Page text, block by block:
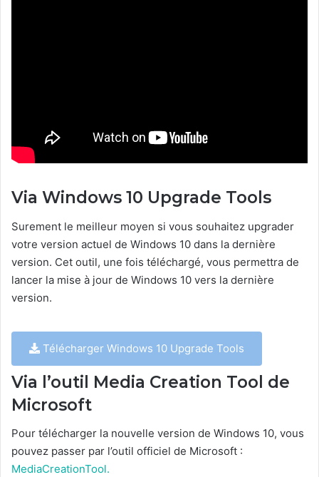
Via Windows 10 Upgrade Tools
Surement le meilleur moyen si vous souhaitez upgrader
votre version actuel de Windows 10 dans la dernière
version. Cet outil, une fois téléchargé, vous permettra de
lancer la mise à jour de Windows 10 vers la dernière
version.
Télécharger Windows 10 Upgrade Tools
Via l’outil Media Creation Tool de
Microsoft
Pour télécharger la nouvelle version de Windows 10, vous
pouvez passer par l’outil officiel de Microsoft :
MediaCreationTool.